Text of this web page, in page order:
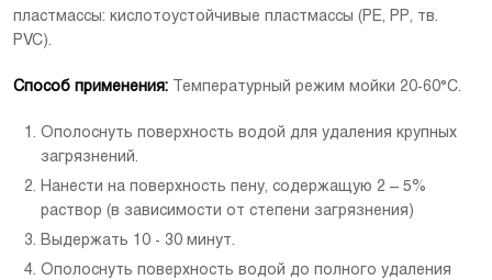
пластмассы: кислотоустойчивые пластмассы (PE, PP, тв.
PVC).
Способ применения: Температурный режим мойки 20-60°С.
Ополоснуть поверхность водой для удаления крупных
загрязнений.
Нанести на поверхность пену, содержащую 2 – 5%
раствор (в зависимости от степени загрязнения)
Выдержать 10 - 30 минут.
Ополоснуть поверхность водой до полного удаления